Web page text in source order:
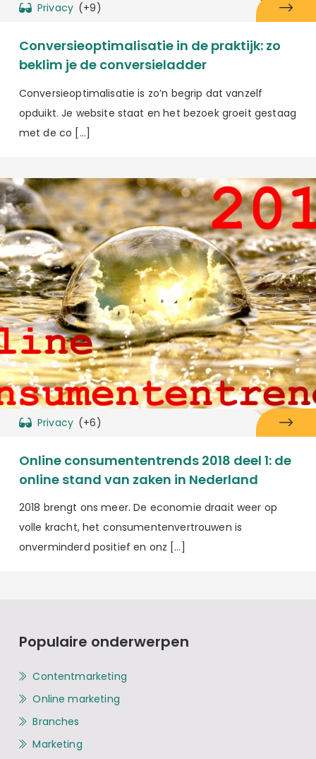
Privacy (+9)
Conversieoptimalisatie in de praktijk: zo
beklim je de conversieladder
Conversieoptimalisatie is zo’n begrip dat vanzelf
opduikt. Je website staat en het bezoek groeit gestaag
met de co […]
Privacy (+6)
Online consumententrends 2018 deel 1: de
online stand van zaken in Nederland
2018 brengt ons meer. De economie draait weer op
volle kracht, het consumentenvertrouwen is
onverminderd positief en onz […]
Populaire onderwerpen
Contentmarketing
Online marketing
Branches
Marketing